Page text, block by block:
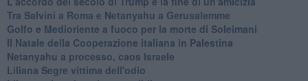
Tra Salvini a Roma e Netanyahu a Gerusalemme
Golfo e Medioriente a fuoco per la morte di Soleimani
Il Natale della Cooperazione italiana in Palestina
Netanyahu a processo, caos Israele
Liliana Segre vittima dell'odio